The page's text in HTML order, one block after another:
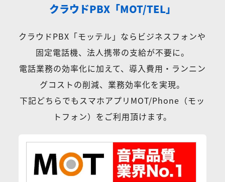
クラウドPBX「MOT/TEL」
クラウドPBX「モッテル」ならビジネスフォンや
固定電話機、法人携帯の支給が不要に。
電話業務の効率化に加えて、導入費用・ランニン
グコストの削減、業務効率化を実現。
下記どちらでもスマホアプリMOT/Phone（モッ
トフォン）をご利用頂けます。